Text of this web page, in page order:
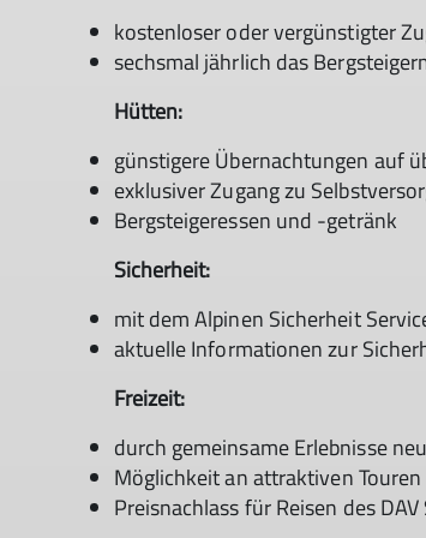
kostenloser oder vergünstigter
sechsmal jährlich das
Hütten:
günstigere Übernachtungen auf
exklusiver Zugang zu
Bergsteigeressen und -getränk
Sicherheit:
mit dem Alpinen Sicherheit
aktuelle Informationen zur
Freizeit:
durch gemeinsame Erlebnisse
Möglichkeit an attraktiven
Preisnachlass für Reisen des